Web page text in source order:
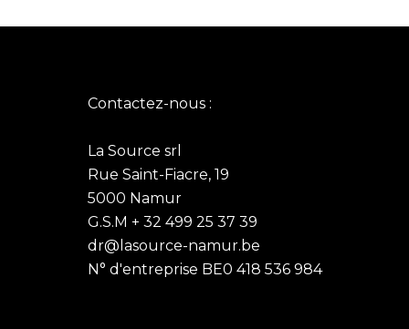
Contactez-nous :
La Source srl
Rue Saint-Fiacre, 19
5000 Namur
G.S.M + 32 499 25 37 39
dr@lasource-namur.be
N° d'entreprise BE0 418 536 984